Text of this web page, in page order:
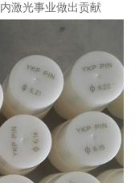
激光事业做出贡献